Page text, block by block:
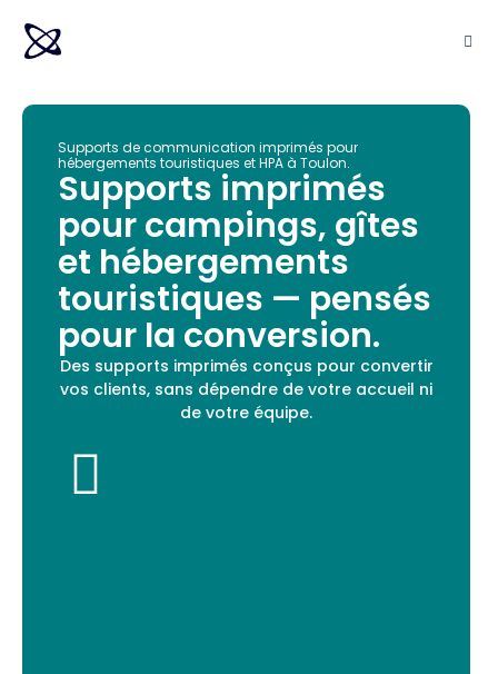
Supports de communication imprimés pour
hébergements touristiques et HPA à Toulon.
Supports imprimés
pour campings, gîtes
et hébergements
touristiques — pensés
pour la conversion.
Des supports imprimés conçus pour convertir
vos clients, sans dépendre de votre accueil ni
de votre équipe.